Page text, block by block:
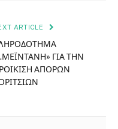
ARTICLE
ΓΙΑ ΤΗΝ
ΑΠΟΡΩΝ